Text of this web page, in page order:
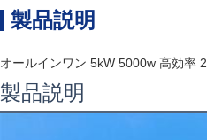
製品説明
オールインワン 5kW 5000w 高効率
製品説明